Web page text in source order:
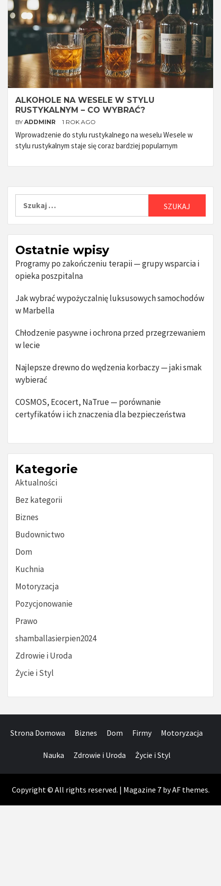
ALKOHOLE NA WESELE W STYLU
RUSTYKALNYM – CO WYBRAĆ?
BY ADDMINR 1 ROK AGO
Wprowadzenie do stylu rustykalnego na weselu Wesele w
stylu rustykalnym staje się coraz bardziej popularnym
Ostatnie wpisy
Programy po zakończeniu terapii — grupy wsparcia i
opieka poszpitalna
Jak wybrać wypożyczalnię luksusowych samochodów
w Marbella
Chłodzenie pasywne i ochrona przed przegrzewaniem
w lecie
Najlepsze drewno do wędzenia korbaczy — jaki smak
wybierać
COSMOS, Ecocert, NaTrue — porównanie
certyfikatów i ich znaczenia dla bezpieczeństwa
Kategorie
Aktualności
Bez kategorii
Biznes
Budownictwo
Dom
Kuchnia
Motoryzacja
Pozycjonowanie
Prawo
shamballasierpien2024
Zdrowie i Uroda
Życie i Styl
Strona Domowa Biznes Dom Firmy Motoryzacja
Nauka Zdrowie i Uroda Życie i Styl
Copyright © All rights reserved. | Magazine 7by AF themes.